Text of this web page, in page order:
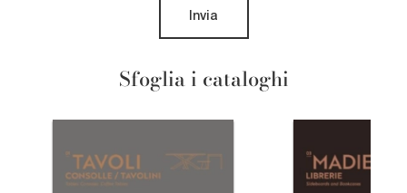
Sfoglia i cataloghi
Invia